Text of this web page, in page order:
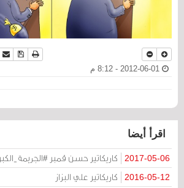
نسخةحفظ
اقرأ أيضا
2017-05-06 كاريكاتير حسن قمبر
2016-05-12 كاريكاتير علي البزاز